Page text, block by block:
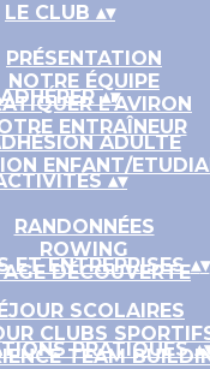
LE CLUB ▴▾
PRÉSENTATION
NOTRE ÉQUIPE
L'AVIRON
ENTRAÎNEUR
ADHÉRER▴▾
ADULTE
ENFANT/
▴▾
RANDONNÉES
ROWING
DÉCOUVERTE
ET ENTREPRISES▴▾
SCOLAIRES
CLUBS
TEAM
PRATIQUES▴